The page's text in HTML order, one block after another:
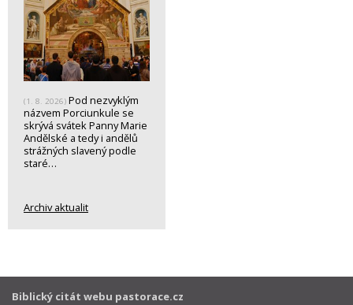
(1. 8. 2026) Pod nezvyklým
názvem Porciunkule se
skrývá svátek Panny Marie
Andělské a tedy i andělů
strážných slavený podle
staré…
Archiv aktualit
Biblický citát webu pastorace.cz